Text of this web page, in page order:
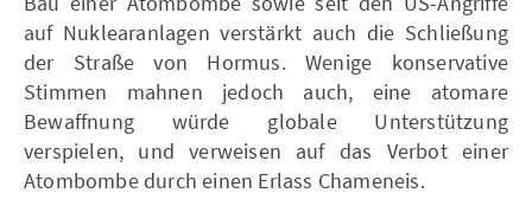
auf Nuklearanlagen verstärkt auch die Schließung
der Straße von Hormus. Wenige konservative
Stimmen mahnen jedoch auch, eine atomare
Bewaffnung würde globale Unterstützung
verspielen, und verweisen auf das Verbot einer
Atombombe durch einen Erlass Chameneis.